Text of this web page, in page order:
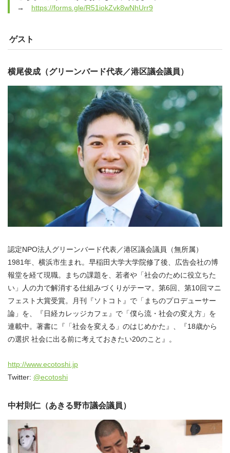
→ https://forms.gle/R51iokZvk8wNhUrr9
ゲスト
横尾俊成（グリーンバード代表／港区議会議員）
認定NPO法人グリーンバード代表／港区議会議員（無所属）
1981年、横浜市生まれ。早稲田大学大学院修了後、広告会社の博
報堂を経て現職。まちの課題を、若者や「社会のために役立ちた
い」人の力で解消する仕組みづくりがテーマ。第6回、第10回マニ
フェスト大賞受賞。月刊『ソトコト』で「まちのプロデューサー
論」を、『日経カレッジカフェ』で「僕ら流・社会の変え方」を
連載中。著書に『「社会を変える」のはじめかた』、『18歳から
の選択 社会に出る前に考えておきたい20のこと』。
http://www.ecotoshi.jp
Twitter: @ecotoshi
中村則仁（あきる野市議会議員）